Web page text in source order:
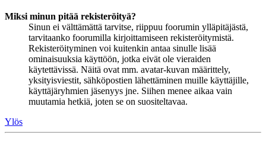
Miksi minun pitää rekisteröityä?
Sinun ei välttämättä tarvitse, riippuu foorumin ylläpitäjästä,
tarvitaanko foorumilla kirjoittamiseen rekisteröitymistä.
Rekisteröityminen voi kuitenkin antaa sinulle lisää
ominaisuuksia käyttöön, jotka eivät ole vieraiden
käytettävissä. Näitä ovat mm. avatar-kuvan määrittely,
yksityisviestit, sähköpostien lähettäminen muille käyttäjille,
käyttäjäryhmien jäsenyys jne. Siihen menee aikaa vain
muutamia hetkiä, joten se on suositeltavaa.
Ylös